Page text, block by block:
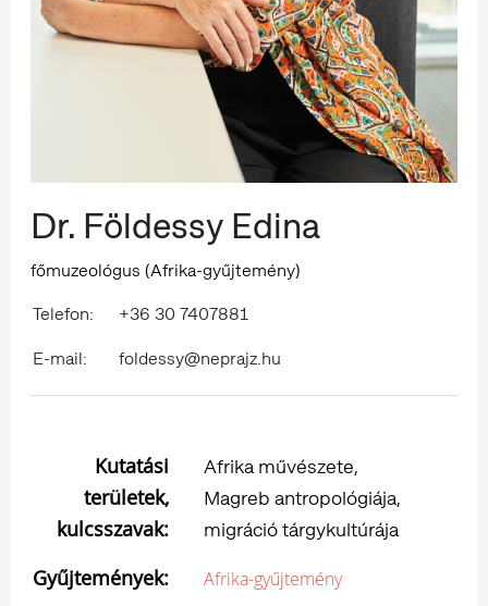
Dr. Földessy Edina
főmuzeológus (Afrika-gyűjtemény)
Telefon:
+36 30 7407881
E-mail:
foldessy@neprajz.hu
Kutatási
területek,
kulcsszavak:
Afrika művészete,
Magreb antropológiája,
migráció tárgykultúrája
Gyűjtemények: Afrika-gyűjtemény